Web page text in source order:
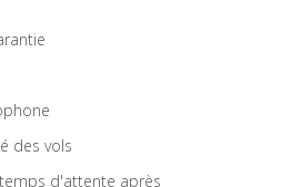
des vols
d'attente après